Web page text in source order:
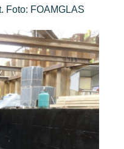
Foto: FOAMGLAS